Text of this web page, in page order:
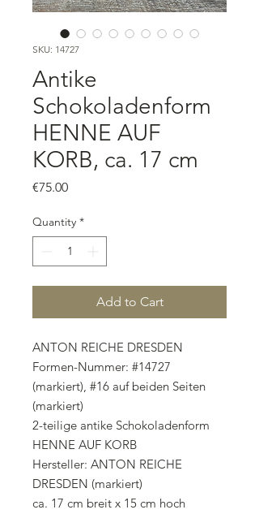
SKU: 14727
Antike
Schokoladenform
HENNE AUF
KORB, ca. 17 cm
€75.00Price
Quantity *
Add to Cart
ANTON REICHE DRESDEN
Formen-Nummer: #14727
(markiert), #16 auf beiden Seiten
(markiert)
2-teilige antike Schokoladenform
HENNE AUF KORB
Hersteller: ANTON REICHE
DRESDEN (markiert)
ca. 17 cm breit x 15 cm hoch